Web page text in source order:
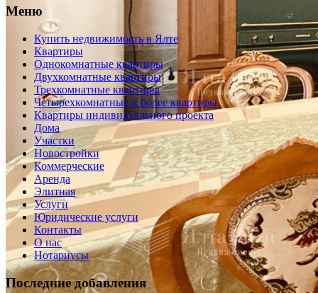
Меню
Купить недвижимость в Ялте
Квартиры
Однокомнатные квартиры
Двухкомнатные квартиры
Трехкомнатные квартиры
Четырехкомнатные и более квартиры
Квартиры индивидуального проекта
Дома
Участки
Новостройки
Коммерческие
Аренда
Элитная
Услуги
Юридические услуги
Контакты
О нас
Нотариусы
Последние добавления